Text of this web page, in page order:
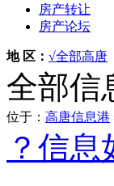
房产转让
房产论坛
地 区： √全部高唐
全部信
位于： 高唐信息港
？信息